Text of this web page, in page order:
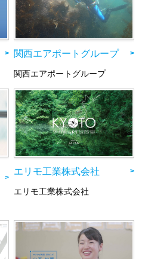
関西エアポートグループ
関西エアポートグループ
エリモ工業株式会社
エリモ工業株式会社